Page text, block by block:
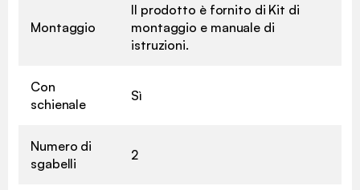
Montaggio
Il prodotto è fornito di Kit di
montaggio e manuale di
istruzioni.
Con
schienale
Sì
Numero di
sgabelli
2